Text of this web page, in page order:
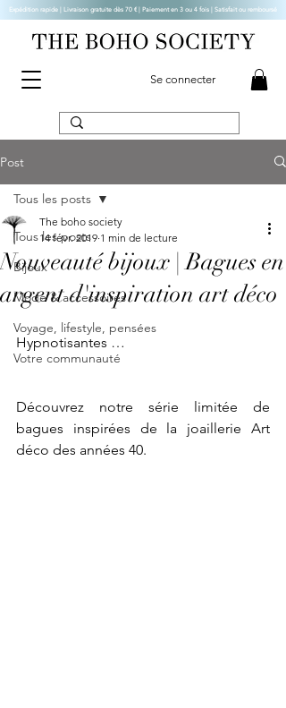
Se connecter
Expédition rapide | Livraison gratuite dès 70 € | Paiement en 3 ou 4 fois | Satisfait ou remboursé
Post
Tous les posts
Bijoux
Mode & accessoires
Voyage, lifestyle, pensées
Votre communauté
Tous les posts
Nouveauté bijoux | Bagues en
argent d'inspiration art déco
The boho society
14 févr. 2019 1 min de lecture
Hypnotisantes …
Découvrez notre série limitée de
bagues inspirées de la joaillerie Art
déco des années 40.